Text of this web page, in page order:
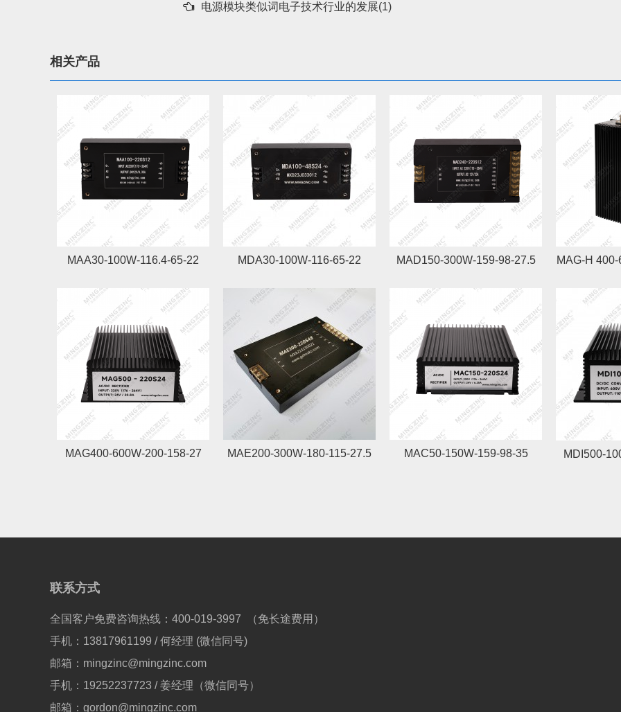
电源模块类似词电子技术行业的发展(1)
相关产品
MAA30-100W-116.4-65-22 MDA30-100W-116-65-22 MAD150-300W-159-98-27.5 MAG-H
MAG400-600W-200-158-27 MAE200-300W-180-115-27.5 MAC50-150W-159-98-35 MDI500-
联系方式
全国客户免费咨询热线：400-019-3997 （免长途费用）
手机：13817961199 / 何经理 (微信同号)
邮箱：mingzinc@mingzinc.com
手机：19252237723 / 姜经理（微信同号）
邮箱：gordon@mingzinc.com